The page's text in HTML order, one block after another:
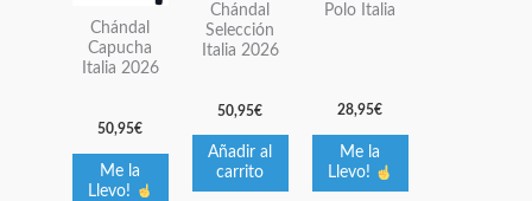
Chándal
Capucha
Italia 2026
50,95€
Me la
Llevo!
variantes.
Las
se
pueden
elegir
Chándal
Selección
Italia 2026
50,95€
Añadir al
carrito
Polo Italia
28,95€
Me la
Llevo!
múltiples
opciones
pueden
elegir